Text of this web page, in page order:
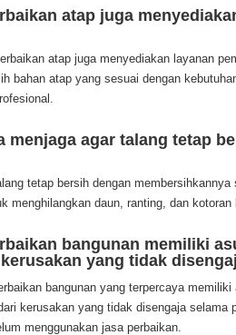
atap juga
atap juga menyediakan layanan
bahan atap yang sesuai dengan
menjaga agar talang tetap
tetap bersih dengan
menghilangkan daun, ranting, dan
bangunan memiliki
yang tidak
bangunan yang terpercaya
kerusakan yang tidak disengaja selama
menggunakan jasa perbaikan.